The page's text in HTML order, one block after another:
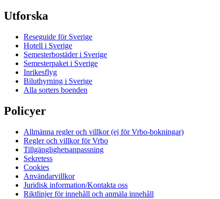
Utforska
Reseguide för Sverige
Hotell i Sverige
Semesterbostäder i Sverige
Semesterpaket i Sverige
Inrikesflyg
Biluthyrning i Sverige
Alla sorters boenden
Policyer
Allmänna regler och villkor (ej för Vrbo-bokningar)
Regler och villkor för Vrbo
Tillgänglighetsanpassning
Sekretess
Cookies
Användarvillkor
Juridisk information/Kontakta oss
Riktlinjer för innehåll och anmäla innehåll